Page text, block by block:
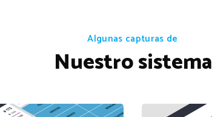
Algunas capturas de
Nuestro sistema